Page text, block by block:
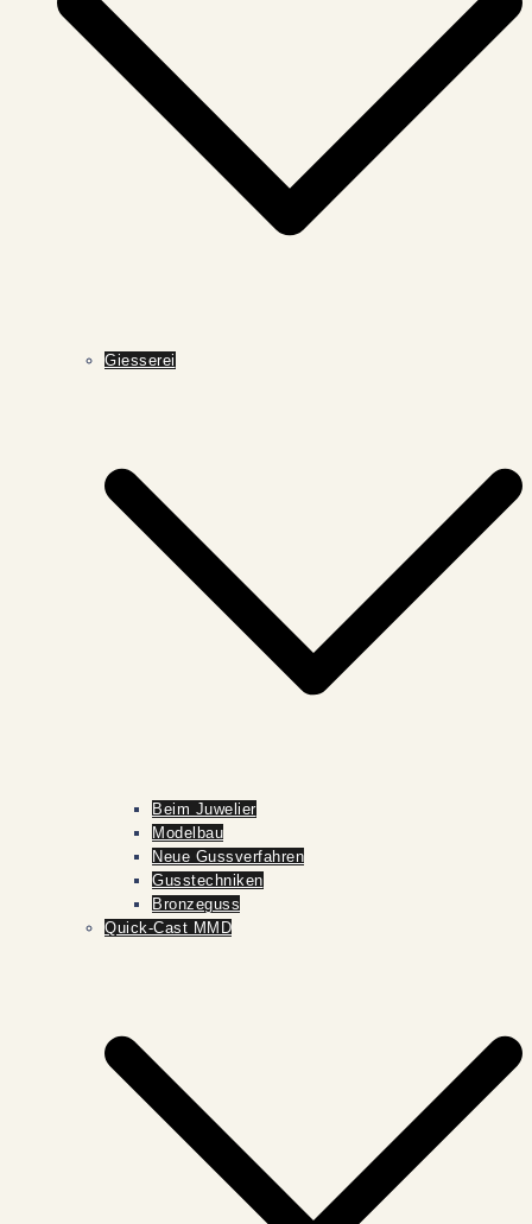
Giesserei
Beim Juwelier
Modelbau
Neue Gussverfahren
Gusstechniken
Bronzeguss
Quick-Cast MMD